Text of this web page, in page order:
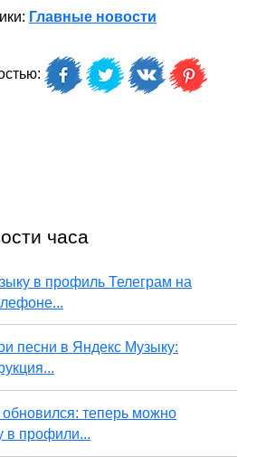
Главные новости
часа
в профиль Телеграм на
песни в Яндекс Музыку:
обновился: теперь можно
в профили...